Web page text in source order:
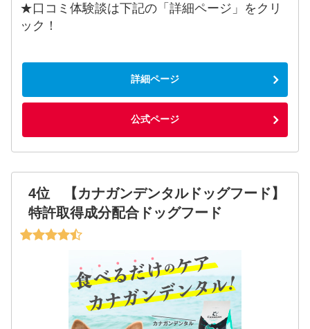
★口コミ体験談は下記の「詳細ページ」をクリ
ック！
詳細ページ
公式ページ
4位 【カナガンデンタルドッグフード】
特許取得成分配合ドッグフード